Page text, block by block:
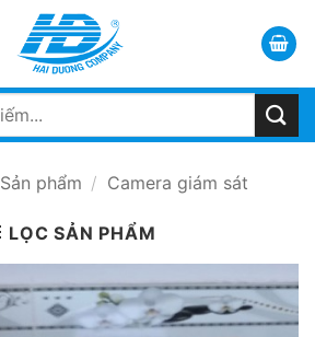
Sản phẩm / Camera giám sát
LỌC SẢN PHẨM